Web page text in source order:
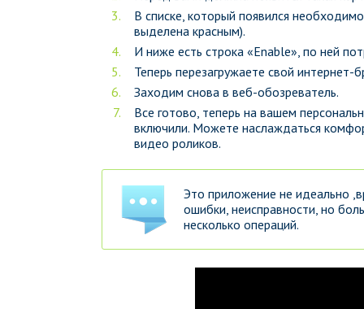
В списке, который появился
выделена красным).
И ниже есть строка «Enable», по ней
Теперь перезагружаете свой интернет-
Заходим снова в веб-обозреватель.
Все готово, теперь на вашем
включили. Можете наслаждаться
видео роликов.
Это приложение не идеально
ошибки, неисправности, но
несколько операций.